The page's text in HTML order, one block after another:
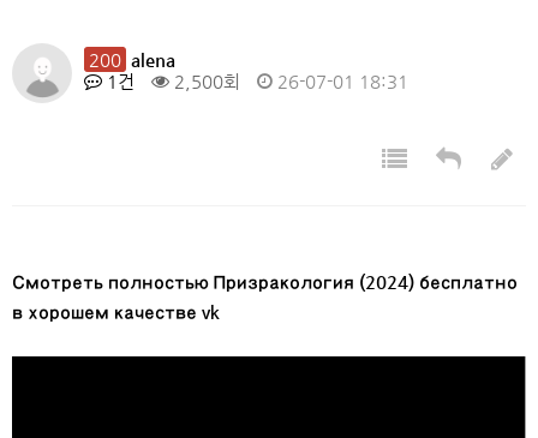
200 alena
1건
2,500회 26-07-01 18:31
Смотреть полностью Призракология (2024) бесплатно
в хорошем качестве vk